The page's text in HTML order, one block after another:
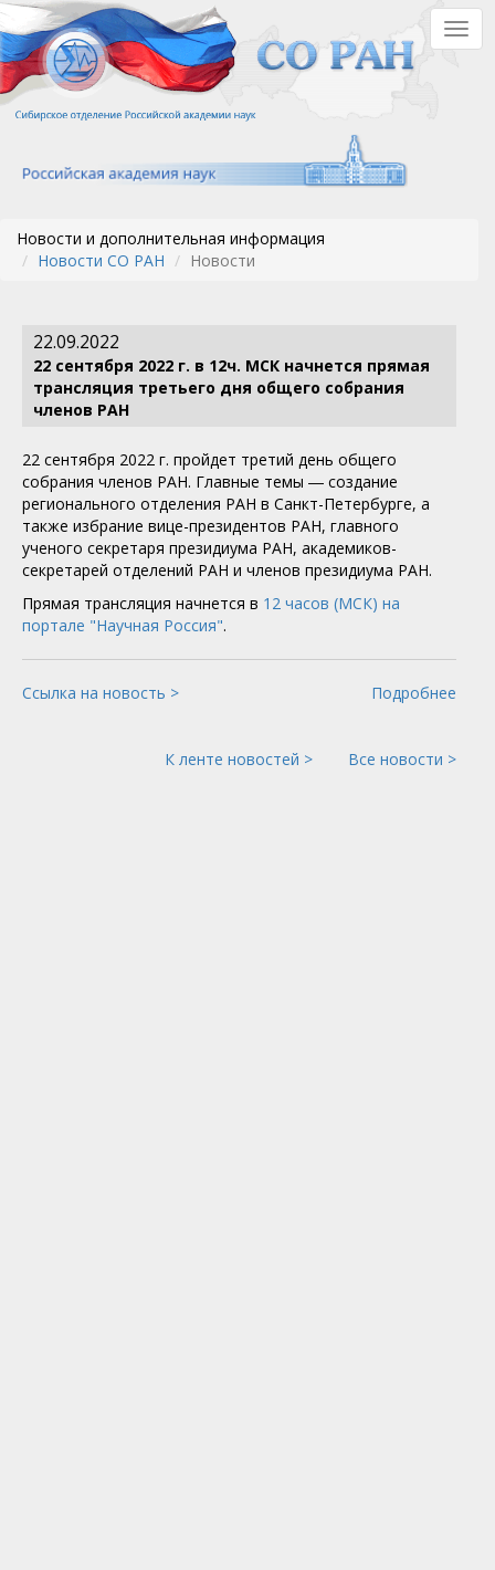
Перейти
к
основному
содержанию
Новости и дополнительная информация
Новости СО РАН
Новости
22.09.2022
22 сентября 2022 г. в 12ч. МСК начнется прямая
трансляция третьего дня общего собрания
членов РАН
22 сентября 2022 г. пройдет третий день общего
собрания членов РАН. Главные темы ― создание
регионального отделения РАН в Санкт-Петербурге, а
также избрание вице-президентов РАН, главного
ученого секретаря президиума РАН, академиков-
секретарей отделений РАН и членов президиума РАН.
Прямая трансляция начнется в 12 часов (МСК) на
портале "Научная Россия".
Ссылка на новость > Подробнее
К ленте новостей > Все новости >